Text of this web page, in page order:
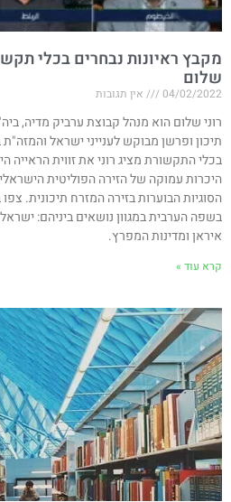
מקבץ ראיונות נבחרים בכלי
שלום
04/02/2022 אין תגובות
רוני שלום הוא מנהל קבוצת ערביק מדיה,
תיכון ופרשן מבוקש לענייני ישראל
בכלי התקשורת מציג רוני את זווית
היכרות עמוקה של הזירה הפוליטית
הסוגיות הבוערות בזירה המזרח תיכונית.
בשפה הערבית במגוון נושאים ביניהם:
איראן ומדינות המפרץ.
קרא עוד »